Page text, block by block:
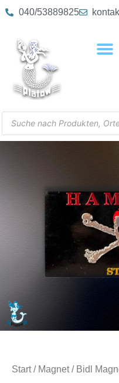
040/53889825
Start/ Magnet/ Bidl